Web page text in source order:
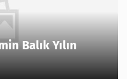
Balık Yılın